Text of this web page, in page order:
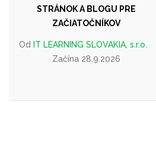
STRÁNOK A BLOGU PRE
ZAČIATOČNÍKOV
Od IT LEARNING SLOVAKIA, s.r.o.
Začína 28.9.2026